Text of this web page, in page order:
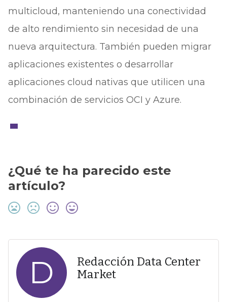
multicloud, manteniendo una conectividad
de alto rendimiento sin necesidad de una
nueva arquitectura. También pueden migrar
aplicaciones existentes o desarrollar
aplicaciones cloud nativas que utilicen una
combinación de servicios OCI y Azure.
¿Qué te ha parecido este
artículo?
D
Redacción Data Center
Market